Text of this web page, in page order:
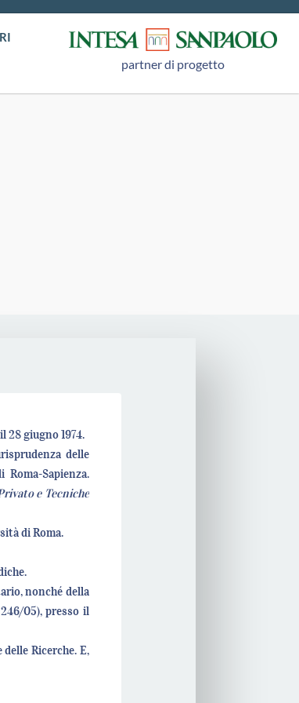
partner di progetto
28 giugno 1974.
delle
Sapienza.
e Tecniche
di Roma.
nonché della
05), presso il
Ricerche. E,